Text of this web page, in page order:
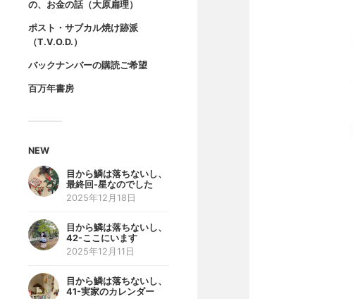
の、お金の話（大原扁理）
ポスト・サブカル焼け跡派
（T.V.O.D.）
バックナンバーの購読ご希望
百万年書房
NEW
目から鱗は落ちないし、
最終回-星なのでした
2025年12月18日
目から鱗は落ちないし、
42-ここにいます
2025年12月11日
目から鱗は落ちないし、
41-実家のカレンダー